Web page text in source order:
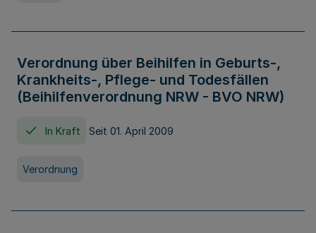
Verordnung über Beihilfen in Geburts-,
Krankheits-, Pflege- und Todesfällen
(Beihilfenverordnung NRW - BVO NRW)
In Kraft Seit 01. April 2009
Verordnung